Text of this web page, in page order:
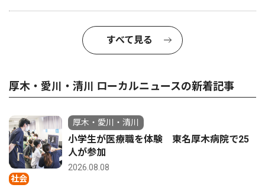
すべて見る
厚木・愛川・清川 ローカルニュースの新着記事
社会
厚木・愛川・清川
小学生が医療職を体験 東名厚木病院で25
人が参加
2026.08.08